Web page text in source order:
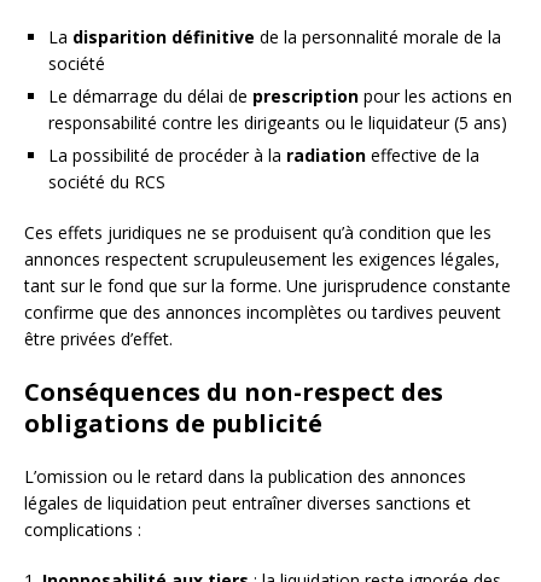
La disparition définitive de la personnalité morale de la
société
Le démarrage du délai de prescription pour les actions en
responsabilité contre les dirigeants ou le liquidateur (5 ans)
La possibilité de procéder à la radiation effective de la
société du RCS
Ces effets juridiques ne se produisent qu’à condition que les
annonces respectent scrupuleusement les exigences légales,
tant sur le fond que sur la forme. Une jurisprudence constante
confirme que des annonces incomplètes ou tardives peuvent
être privées d’effet.
Conséquences du non-respect des
obligations de publicité
L’omission ou le retard dans la publication des annonces
légales de liquidation peut entraîner diverses sanctions et
complications :